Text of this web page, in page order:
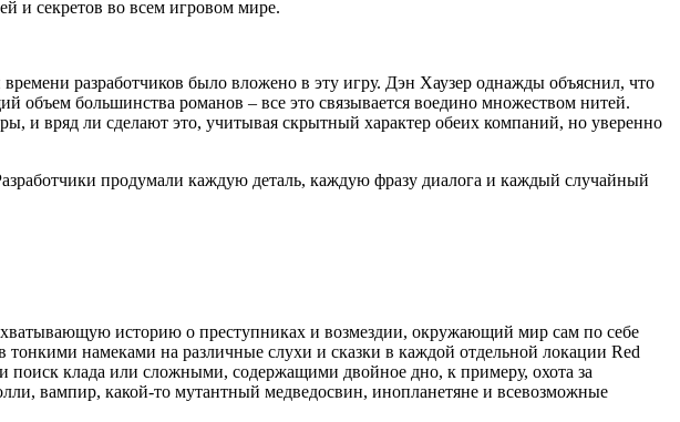
и секретов во всем игровом мире.
разработчиков было вложено в эту игру. Дэн Хаузер однажды объяснил, что
большинства романов – все это связывается воедино множеством нитей.
и вряд ли сделают это, учитывая скрытный характер обеих компаний, но уверенно
продумали каждую деталь, каждую фразу диалога и каждый случайный
историю о преступниках и возмездии, окружающий мир сам по себе
намеками на различные слухи и сказки в каждой отдельной локации Red
клада или сложными, содержащими двойное дно, к примеру, охота за
вампир, какой-то мутантный медведосвин, инопланетяне и всевозможные